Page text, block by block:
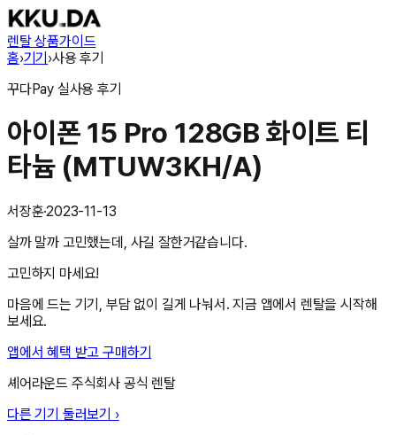
렌탈 상품가이드
홈›기기›사용 후기
꾸다Pay 실사용 후기
아이폰 15 Pro 128GB 화이트 티
타늄 (MTUW3KH/A)
서장훈·2023-11-13
살까 말까 고민했는데, 사길 잘한거같습니다.
고민하지 마세요!
마음에 드는 기기, 부담 없이 길게 나눠서. 지금 앱에서 렌탈을 시작해
보세요.
앱에서 혜택 받고 구매하기
셰어라운드 주식회사 공식 렌탈
다른 기기 둘러보기 ›